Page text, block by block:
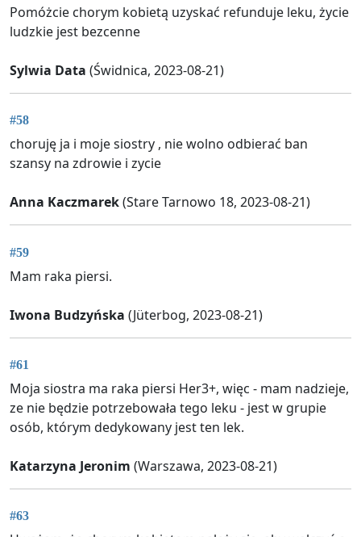
Pomóżcie chorym kobietą uzyskać refunduje leku, życie
ludzkie jest bezcenne
Sylwia Data (Świdnica, 2023-08-21)
#58
choruję ja i moje siostry , nie wolno odbierać ban
szansy na zdrowie i zycie
Anna Kaczmarek(Stare Tarnowo 18, 2023-08-21)
#59
Mam raka piersi.
Iwona Budzyńska (Jüterbog, 2023-08-21)
#61
Moja siostra ma raka piersi Her3+, więc - mam nadzieje,
ze nie będzie potrzebowała tego leku - jest w grupie
osób, którym dedykowany jest ten lek.
Katarzyna Jeronim (Warszawa, 2023-08-21)
#63